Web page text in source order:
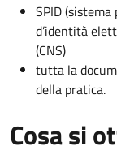
SPID
d’identità
(CNS)
tutta la
della pratica.
Cosa si